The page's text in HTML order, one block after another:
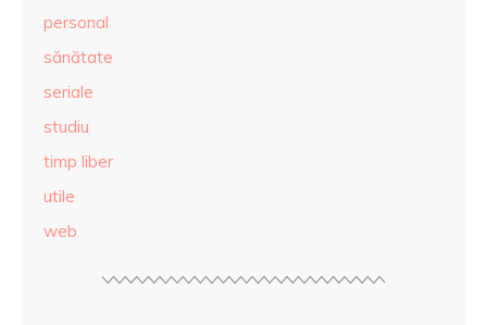
personal
sănătate
seriale
studiu
timp liber
utile
web